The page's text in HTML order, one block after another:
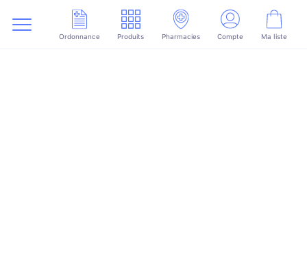
Ordonnance Produits Pharmacies Compte Ma liste